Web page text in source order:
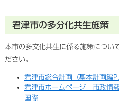
君津市の多分化共生施策
本市の多文化共生に係る施策につい
ださい。
君津市総合計画（基本計画
君津市ホームページ＿市政情
国際